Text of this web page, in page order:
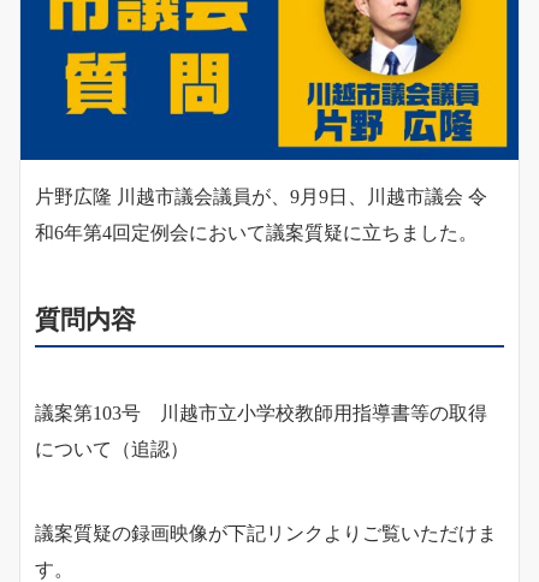
片野広隆 川越市議会議員が、9月9日、川越市議会 令
和6年第4回定例会において議案質疑に立ちました。
質問内容
議案第103号 川越市立小学校教師用指導書等の取得
について（追認）
議案質疑の録画映像が下記リンクよりご覧いただけま
す。